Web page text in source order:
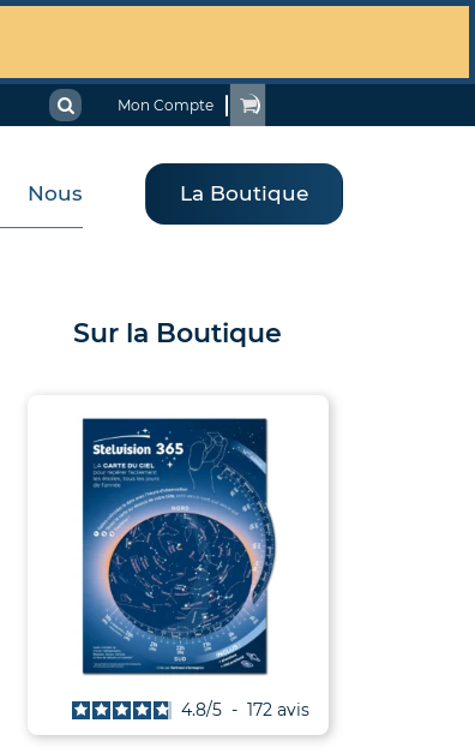
Mon Compte
Nous La Boutique
Sur la Boutique
4.8/5 - 172 avis